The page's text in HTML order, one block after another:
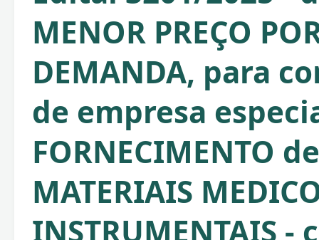
MENOR PREÇO
DEMANDA, para
de empresa
FORNECIMENTO de
MATERIAIS
INSTRUMENTAIS -